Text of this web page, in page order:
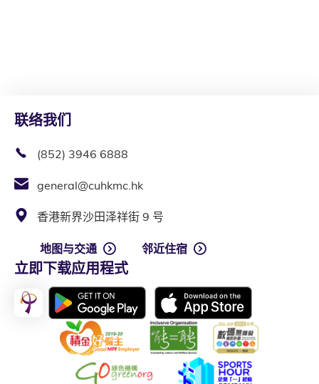
联络我们
(852) 3946 6888
general@cuhkmc.hk
香港新界沙田泽祥街 9 号
地图与交通 邻近住宿
立即下载应用程式